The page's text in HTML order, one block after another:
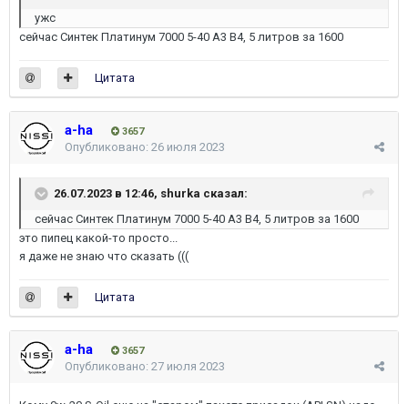
ужс
сейчас Синтек Платинум 7000 5-40 А3 В4, 5 литров за 1600
Цитата
a-ha 3657
Опубликовано: 26 июля 2023
26.07.2023 в 12:46, shurka сказал:
сейчас Синтек Платинум 7000 5-40 А3 В4, 5 литров за 1600
это пипец какой-то просто...
я даже не знаю что сказать (((
Цитата
a-ha 3657
Опубликовано: 27 июля 2023